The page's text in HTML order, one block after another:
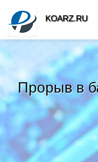
Прорыв в
KOARZ.RU